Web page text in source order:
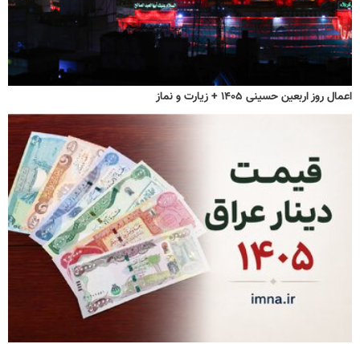
اعمال روز اربعین حسینی ۱۴۰۵ + زیارت و نماز